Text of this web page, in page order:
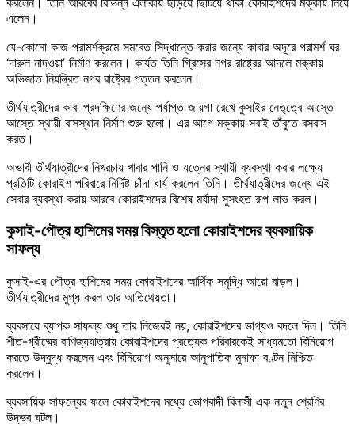
এলেন।
যে-কোনো কাজ পরামর্শক্রমে সমবেত সিদ্ধান্তে করার জন্যে কাবার অদূরে পরামর্শ ঘর
‘দারুল নাদওয়া’ নির্মাণ করলেন। কার্যত তিনি গ্রিসের নগর রাষ্ট্রের আদলে মক্কায়
অভিজাত নিয়ন্ত্রিত নগর রাষ্ট্রের পত্তন করলেন।
তীর্থযাত্রীদের কাবা প্রদক্ষিণের জন্যে পর্যাপ্ত জায়গা রেখে কুসাইর নেতৃত্বে আস্তে
আস্তে স্থায়ী বাসস্থান নির্মাণ শুরু হলো। এর আগে মক্কায় সবাই তাঁবুতে বসবাস
করত।
অভাবী তীর্থযাত্রীদের নিখরচায় খাবার পানি ও যত্নের স্থায়ী ব্যবস্থা করার লক্ষ্যে
প্রতিটি কোরাইশ পরিবারে নির্দিষ্ট চাঁদা ধার্য করলেন তিনি। তীর্থযাত্রীদের জন্যে এই
সেবার ব্যবস্থা করায় আরবে কোরাইশদের বিশেষ মর্যাদা সুসংহত রূপ লাভ করল।
কুসাই-পৌত্র হাশিমের সময় বিস্তৃত হলো কোরাইশদের ব্যবসায়িক
সাফল্য
কুসাই-এর পৌত্র হাশিমের সময় কোরাইশদের আর্থিক সমৃদ্ধি আরো বাড়ল।
তীর্থযাত্রীদের মুগ্ধ করল তার আতিথেয়তা।
ব্যবসায়ে ব্যাপক সাফল্য শুধু তার নিজেরই নয়, কোরাইশদের ভাগ্যও বদলে দিল। তিনি
শীত-গ্রীষ্মের বাণিজ্যযাত্রায় কোরাইশদের প্রত্যেক পরিবারকেই সাধ্যমতো বিনিয়োগ
করতে উদ্বুদ্ধ করলেন এবং বিনিয়োগ অনুসারে আনুপাতিক মুনাফা বণ্টন নিশ্চিত
করলেন।
ব্যবসায়িক সাফল্যের ফলে কোরাইশদের মধ্যে ভোগবাদী বিলাসী এক নতুন শ্রেণির
উদ্ভব ঘটল।